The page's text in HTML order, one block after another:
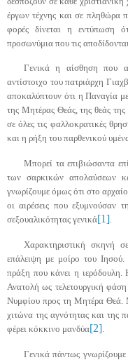
έργων τέχνης και σε πληθώρα
φορές δίνεται η εντύπωση
προσωνύμια που τις
Γενικά η αίσθηση που
αντίστοιχο του πατριάρχη
αποκαλύπτουν ότι η Παναγία με
της Μητέρας Θεάς, της θεάς
σε όλες τις φαλλοκρατικές
και η ρήξη του παρθενικού
Μπορεί τα επιβιώσαντα
των σαρκικών απολαύσεων
γνωρίζουμε όμως ότι στο
οι αιρέσεις πουεξυμνούσαν
σεξουαλικότητας γενικά[1].
Χαρακτηριστική σκηνή
επάλειψη με μοίρο του Ιησού.
πράξη που κάνει η ιερόδουλη.
Ανατολή ως τελετουργική
Νυμφίου προς τη Μητέρα Θεά.
χιτώνα της αγνότητας και της
φέρει κόκκινο μανδύα[2].
Γενικά πάντως